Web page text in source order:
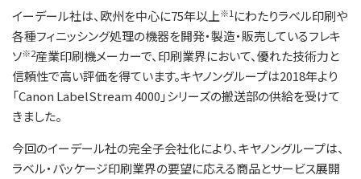
イーデール社は、欧州を中心に75年以上※1 にわたりラベル印刷や
各種フィニッシング処理の機器を開発・製造・販売しているフレキ
ソ※2産業印刷機メーカーで、印刷業界において、優れた技術力と
信頼性で高い評価を得ています。キヤノングループは2018年より
「Canon LabelStream 4000」シリーズの搬送部の供給を受けて
きました。
今回のイーデール社の完全子会社化により、キヤノングループは、
ラベル・パッケージ印刷業界の要望に応える商品とサービス展開